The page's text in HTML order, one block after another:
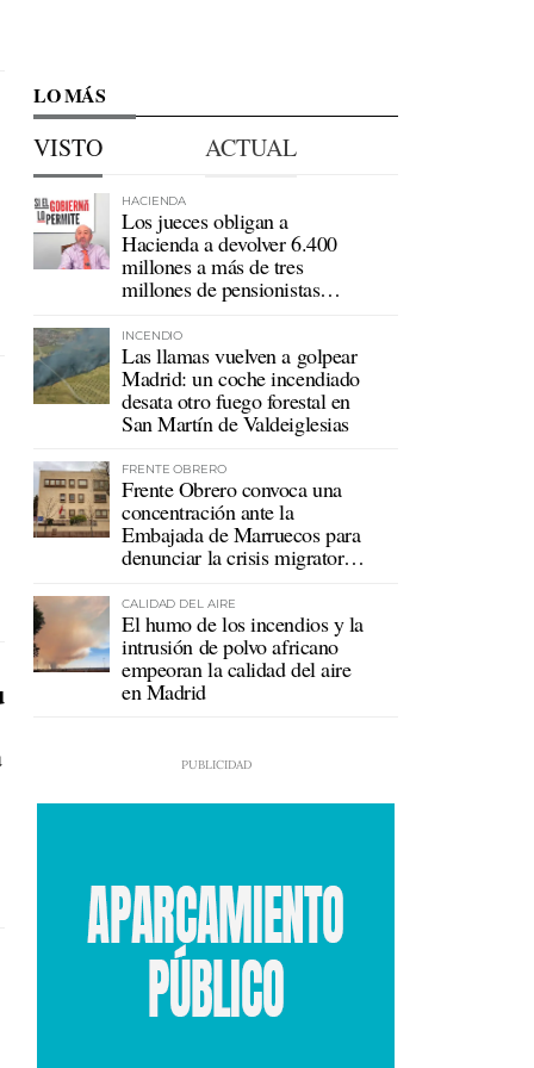
LO MÁS
VISTO ACTUAL
HACIENDA
Los jueces obligan a
Hacienda a devolver 6.400
millones a más de tres
millones de pensionistas
INCENDIO
Las llamas vuelven a golpear
Madrid: un coche incendiado
desata otro fuego forestal en
San Martín de Valdeiglesias
FRENTE OBRERO
Frente Obrero convoca una
concentración ante la
Embajada de Marruecos para
denunciar la crisis migratoria
CALIDAD DEL AIRE
El humo de los incendios y la
intrusión de polvo africano
empeoran la calidad del aire
en Madrid